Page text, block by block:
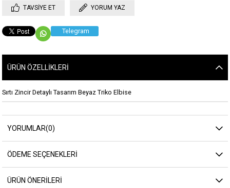
TAVSIYE ET YORUM YAZ
Telegram
ÜRÜN ÖZELLIKLERI
Sırtı Zincir Detaylı Tasarım Beyaz Triko Elbise
YORUMLAR(0)
ÖDEME SEÇENEKLERI
ÜRÜN ÖNERILERI